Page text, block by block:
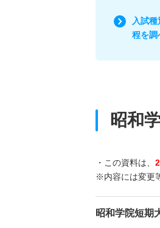
入試
程を調
昭和
・この資料は、
※内容には変更
昭和学院短期